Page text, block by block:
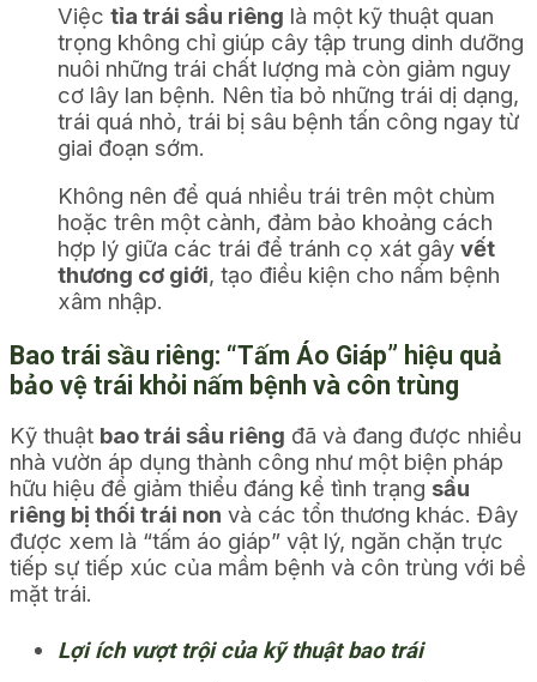
Việc tỉa trái sầu riêng là một kỹ thuật quan
trọng không chỉ giúp cây tập trung dinh dưỡng
nuôi những trái chất lượng mà còn giảm nguy
cơ lây lan bệnh. Nên tỉa bỏ những trái dị dạng,
trái quá nhỏ, trái bị sâu bệnh tấn công ngay từ
giai đoạn sớm.
Không nên để quá nhiều trái trên một chùm
hoặc trên một cành, đảm bảo khoảng cách
hợp lý giữa các trái để tránh cọ xát gây vết
thương cơ giới, tạo điều kiện cho nấm bệnh
xâm nhập.
Bao trái sầu riêng: “Tấm Áo Giáp” hiệu quả
bảo vệ trái khỏi nấm bệnh và côn trùng
Kỹ thuật bao trái sầu riêng đã và đang được nhiều
nhà vườn áp dụng thành công như một biện pháp
hữu hiệu để giảm thiểu đáng kể tình trạng sầu
riêng bị thối trái non và các tổn thương khác. Đây
được xem là “tấm áo giáp” vật lý, ngăn chặn trực
tiếp sự tiếp xúc của mầm bệnh và côn trùng với bề
mặt trái.
Lợi ích vượt trội của kỹ thuật bao trái